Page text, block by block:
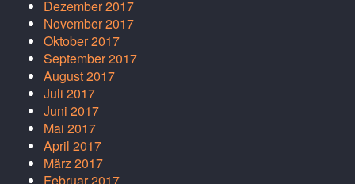
Dezember 2017
November 2017
Oktober 2017
September 2017
August 2017
Juli 2017
Juni 2017
Mai 2017
April 2017
März 2017